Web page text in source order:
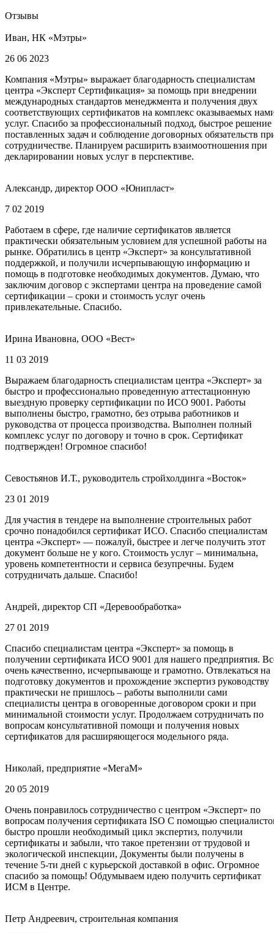
Отзывы
Иван, НК «Мэтры»
26 06 2023
Компания «Мэтры» выражает благодарность специалистам
центра «Эксперт Сертификация» за помощь при внедрении
международных стандартов менеджмента и получения двух
соответствующих сертификатов на комплекс оказываемых
услуг. Спасибо за профессиональный подход, быстрое решение
поставленных задач и соблюдение договорных обязательств
сотрудничестве. Планируем расширить взаимоотношения при
декларировании новых услуг в перспективе.
Александр, директор ООО «Юнипласт»
7 02 2019
Работаем в сфере, где наличие сертификатов является
практически обязательным условием для успешной работы на
рынке. Обратились в центр «Эксперт» за консультативной
поддержкой, и получили исчерпывающую информацию и
помощь в подготовке необходимых документов. Думаю, что
заключим договор с экспертами центра на проведение самой
сертификации – сроки и стоимость услуг очень
привлекательные. Спасибо.
Ирина Ивановна, ООО «Вест»
11 03 2019
Выражаем благодарность специалистам центра «Эксперт» за
быстро и профессионально проведенную аттестационную
выездную проверку сертификации по ИСО 9001. Работы
выполнены быстро, грамотно, без отрыва работников и
руководства от процесса производства. Выполнен полный
комплекс услуг по договору и точно в срок. Сертификат
подтвержден! Огромное спасибо!
Севостьянов И.Т., руководитель стройхолдинга «Восток»
23 01 2019
Для участия в тендере на выполнение строительных работ
срочно понадобился сертификат ИСО. Спасибо специалистам
центра «Эксперт» — пожалуй, быстрее и легче получить этот
документ больше не у кого. Стоимость услуг – минимальна,
уровень компетентности и сервиса безупречны. Будем
сотрудничать дальше. Спасибо!
Андрей, директор СП «Деревообработка»
27 01 2019
Спасибо специалистам центра «Эксперт» за помощь в
получении сертификата ИСО 9001 для нашего предприятия.
очень качественно, исчерпывающе и грамотно. Отвлекаться на
подготовку документов и прохождение экспертиз руководству
практически не пришлось – работы выполнили сами
специалисты центра в оговоренные договором сроки и при
минимальной стоимости услуг. Продолжаем сотрудничать по
вопросам консультативной помощи и получения новых
сертификатов для расширяющегося модельного ряда.
Николай, предприятие «МегаМ»
20 05 2019
Очень понравилось сотрудничество с центром «Эксперт» по
вопросам получения сертификата ISO С помощью
быстро прошли необходимый цикл экспертиз, получили
сертификаты и забыли, что такое претензии от трудовой и
экологической инспекции, Документы были получены в
течение 5-ти дней с курьерской доставкой в офис. Огромное
спасибо за помощь! Обдумываем идею получить сертификат
ИСМ в Центре.
Петр Андреевич, строительная компания